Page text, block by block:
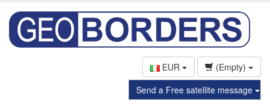
EUR
(Empty)
Send a Free satellite message